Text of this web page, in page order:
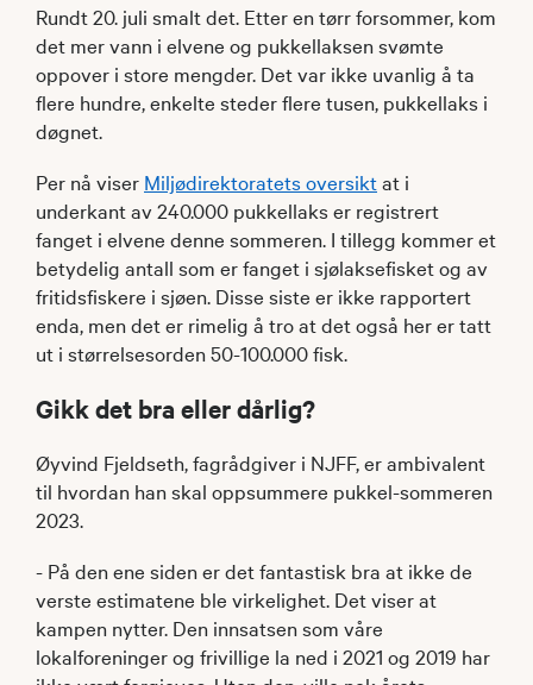
Rundt 20. juli smalt det. Etter en tørr forsommer, kom
det mer vann i elvene og pukkellaksen svømte
oppover i store mengder. Det var ikke uvanlig å ta
flere hundre, enkelte steder flere tusen, pukkellaks i
døgnet.
Per nå viser Miljødirektoratets oversiktat i
underkant av 240.000 pukkellaks er registrert
fanget i elvene denne sommeren. I tillegg kommer et
betydelig antall som er fanget i sjølaksefisket og av
fritidsfiskere i sjøen. Disse siste er ikke rapportert
enda, men det er rimelig å tro at det også her er tatt
ut i størrelsesorden 50-100.000 fisk.
Gikk det bra eller dårlig?
Øyvind Fjeldseth, fagrådgiver i NJFF, er ambivalent
til hvordan han skal oppsummere pukkel-sommeren
2023.
- På den ene siden er det fantastisk bra at ikke de
verste estimatene ble virkelighet. Det viser at
kampen nytter. Den innsatsen som våre
lokalforeninger og frivillige la ned i 2021 og 2019 har